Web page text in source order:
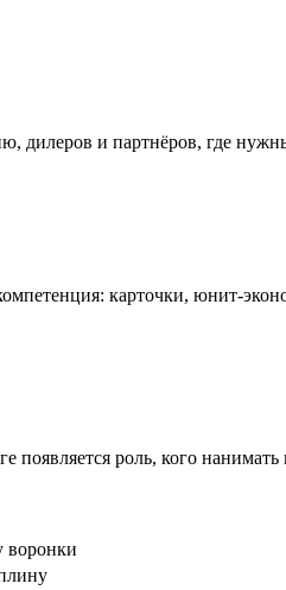
дилеров и партнёров, где
карточки, юнит-
роль, кого
воронки